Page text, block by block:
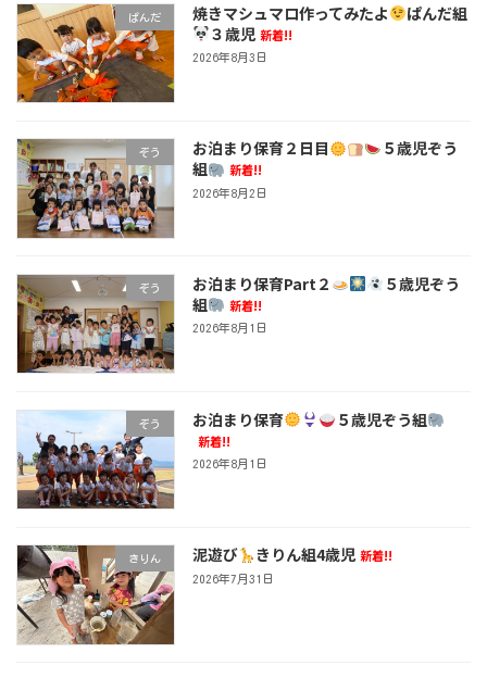
ぱんだ 焼きマシュマロ作ってみたよ
ぱんだ組
３歳児 新着!!
2026年8月3日
ぞう お泊まり保育２日目
５歳児ぞう
組
新着!!
2026年8月2日
ぞう お泊まり保育Part２
５歳児ぞう
組
新着!!
2026年8月1日
ぞう お泊まり保育 ５歳児ぞう組
新着!!
2026年8月1日
きりん 泥遊び きりん組4歳児 新着!!
2026年7月31日